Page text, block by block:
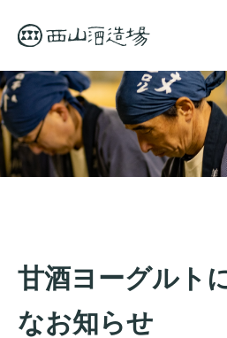
甘酒ヨーグルト
なお知らせ